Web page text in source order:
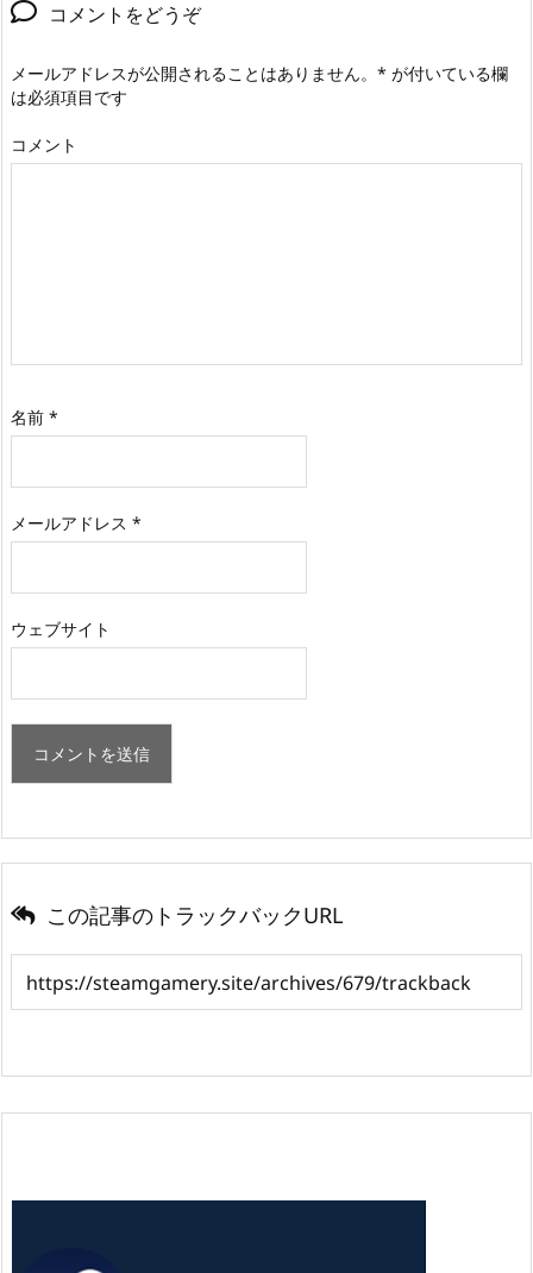
コメントをどうぞ
メールアドレスが公開されることはありません。 * が付いている欄
は必須項目です
コメント
名前 *
メールアドレス *
ウェブサイト
この記事のトラックバックURL